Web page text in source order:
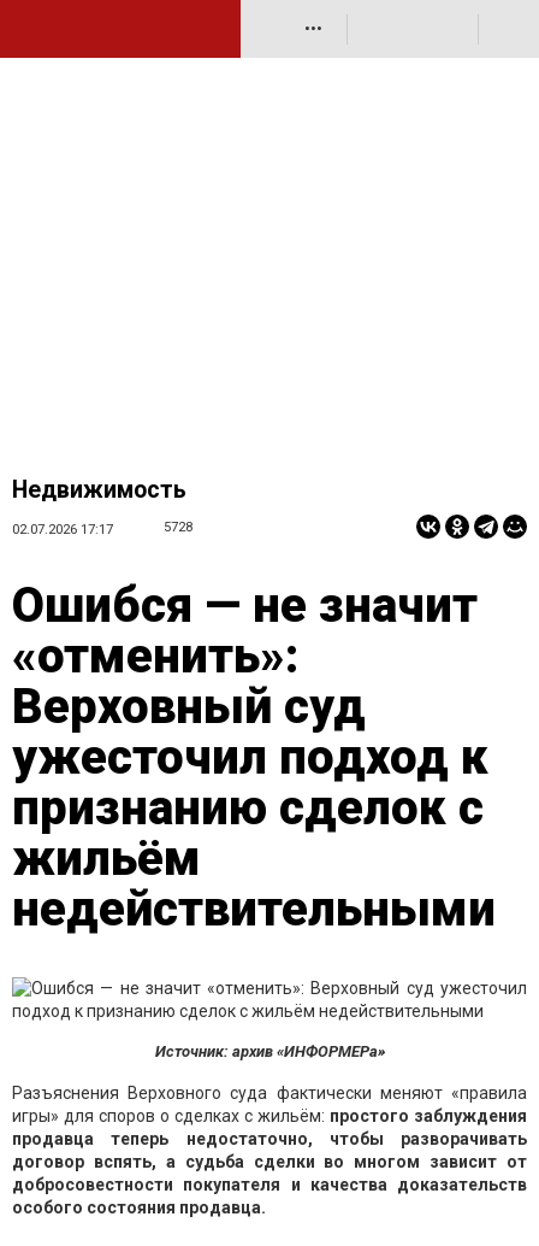
•••
Недвижимость
02.07.2026 17:17 5728
Ошибся — не значит
«отменить»:
Верховный суд
ужесточил подход к
признанию сделок с
жильём
недействительными
Источник: архив «ИНФОРМЕРа»
Разъяснения Верховного суда фактически меняют «правила
игры» для споров о сделках с жильём: простого заблуждения
продавца теперь недостаточно, чтобы разворачивать
договор вспять, а судьба сделки во многом зависит от
добросовестности покупателя и качества доказательств
особого состояния продавца.